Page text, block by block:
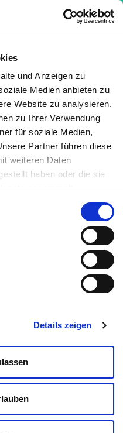
und Anzeigen zu
Medien anbieten zu
Website zu analysieren.
zu Ihrer Verwendung
für soziale Medien,
Partner führen diese
weiteren Daten
haben oder die sie
Einstellungen
. Es befindet
zu den Einstellungen der
oder ändern zu
Details zeigen
»
schlecht. Viele
wachen
schlafen einfach so
wie gerädert
enorm wichtig für die
Sie
auch tagsüber.
und wie
können!
Ashwagandha,
somnifera, ist ein